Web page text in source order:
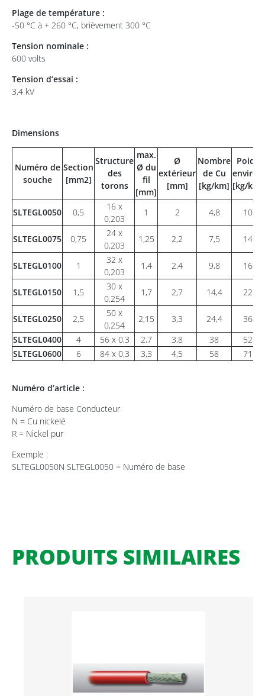
Plage de température :
-50 °C à + 260 °C, brièvement 300 °C
Tension nominale :
600 volts
Tension d’essai :
3,4 kV
Dimensions
Numéro de
souche
Section
[mm2]
Structure
des
torons
max.
Ø du
fil
[mm]
Ø
extérieur
[mm]
Nombre
de Cu
[kg/km]
Poids
environ
[kg/km]
SLTEGL0050 0,5
16 x
0,203
1 2 4,8 10
SLTEGL0075 0,75
24 x
0,203
1,25 2,2 7,5 14
SLTEGL0100 1
32 x
0,203
1,4 2,4 9,8 16
SLTEGL0150 1,5
30 x
0,254
1,7 2,7 14,4 22
SLTEGL0250 2,5
50 x
0,254
2,15 3,3 24,4
36
SLTEGL0400
4 56 x 0,3 2,7 3,8 38
52
SLTEGL0600
6 84 x 0,3 3,3 4,5 58 71
Numéro d’article :
Numéro de base Conducteur
N = Cu nickelé
R = Nickel pur
Exemple :
SLTEGL0050N SLTEGL0050 = Numéro de base
PRODUITS SIMILAIRES